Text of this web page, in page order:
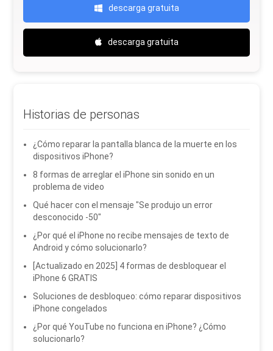
descarga gratuita
descarga gratuita
Historias de personas
¿Cómo reparar la pantalla blanca de la muerte en los
dispositivos iPhone?
8 formas de arreglar el iPhone sin sonido en un
problema de video
Qué hacer con el mensaje "Se produjo un error
desconocido -50"
¿Por qué el iPhone no recibe mensajes de texto de
Android y cómo solucionarlo?
[Actualizado en 2025] 4 formas de desbloquear el
iPhone 6 GRATIS
Soluciones de desbloqueo: cómo reparar dispositivos
iPhone congelados
¿Por qué YouTube no funciona en iPhone? ¿Cómo
solucionarlo?